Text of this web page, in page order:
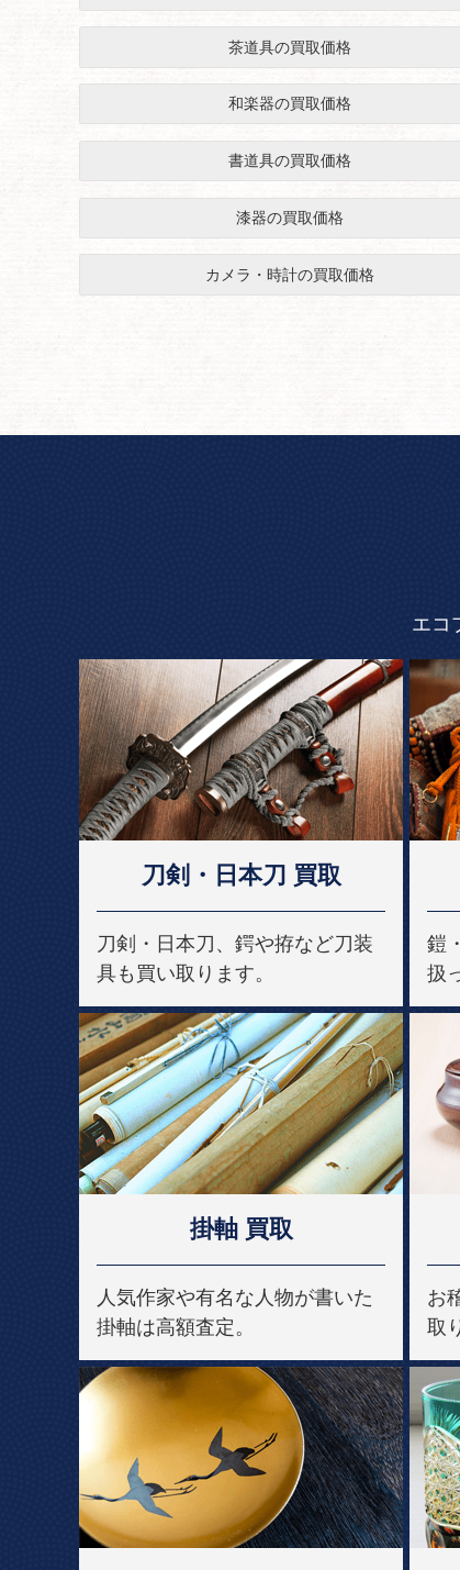
茶道具の買取価格
和楽器の買取価格
書道具の買取価格
漆器の買取価格
カメラ・時計の買取価格
エコ
刀剣・日本刀 買取
刀剣・日本刀、鍔や拵など刀装
具も買い取ります。
鎧
扱
掛軸 買取
人気作家や有名な人物が書いた
掛軸は高額査定。
お
取